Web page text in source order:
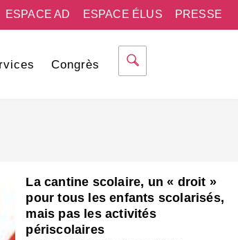
PRESSE
ESPACE ÉLUS
ESPACE AD
Congrès
La cantine scolaire, un « droit »
pour tous les enfants scolarisés,
mais pas les activités
périscolaires